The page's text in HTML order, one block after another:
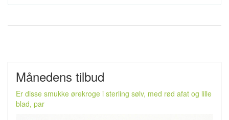
Månedens tilbud
Er disse smukke ørekroge i sterling sølv, med rød afat og lille
blad, par